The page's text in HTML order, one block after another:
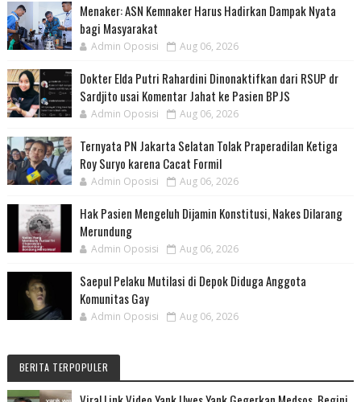
Menaker: ASN Kemnaker Harus Hadirkan Dampak Nyata
bagi Masyarakat
Admin Oposisi Aug 06, 2026
Dokter Elda Putri Rahardini Dinonaktifkan dari RSUP dr
Sardjito usai Komentar Jahat ke Pasien BPJS
Admin Oposisi Aug 06, 2026
Ternyata PN Jakarta Selatan Tolak Praperadilan Ketiga
Roy Suryo karena Cacat Formil
Admin Oposisi Aug 06, 2026
Hak Pasien Mengeluh Dijamin Konstitusi, Nakes Dilarang
Merundung
Admin Oposisi Aug 06, 2026
Saepul Pelaku Mutilasi di Depok Diduga Anggota
Komunitas Gay
Admin Oposisi Aug 06, 2026
BERITA TERPOPULER